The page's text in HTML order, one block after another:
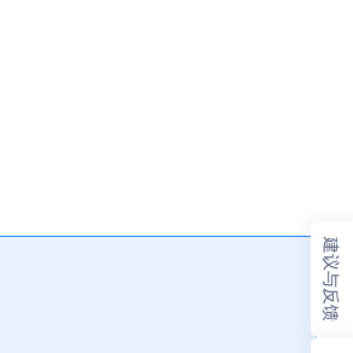
建议与反馈